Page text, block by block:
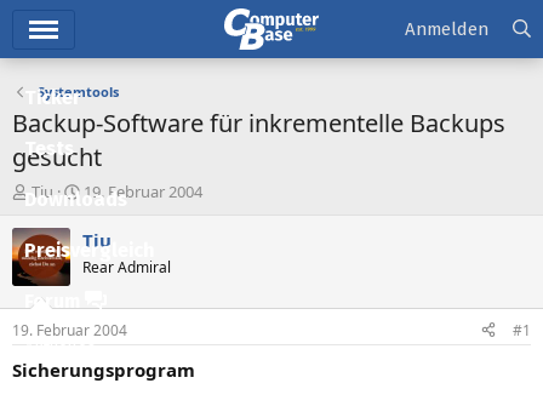
Ticker
Tests
Downloads
Preisvergleich
Forum
Aktuelles
Anmelden
Systemtools
Backup-Software für inkrementelle Backups
gesucht
E
r
s
t
e
e
r
Tiu
E
r
s
e
t
a
m
19. Februar 2004
Tiu
Rear Admiral
19. Februar 2004 #1
Sicherungsprogram